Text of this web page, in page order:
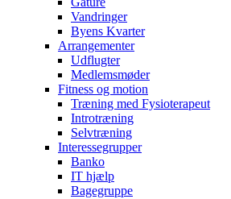
Vandringer
Byens Kvarter
Arrangementer
Udflugter
Medlemsmøder
Fitness og motion
Træning med Fysioterapeut
Introtræning
Selvtræning
Interessegrupper
Banko
IT hjælp
Bagegruppe